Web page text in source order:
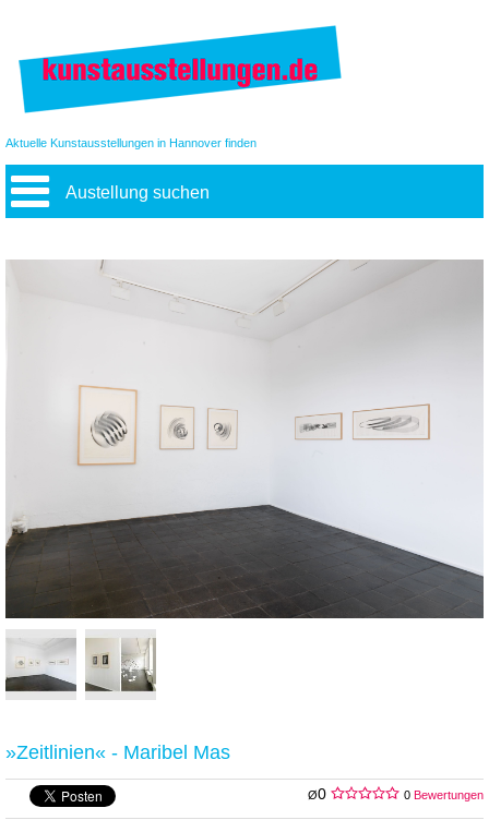
Aktuelle Kunstausstellungen in Hannover finden
Austellung suchen
»Zeitlinien« - Maribel Mas
Ø0 0 Bewertungen